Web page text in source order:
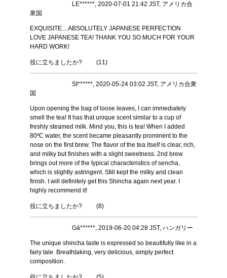
LE******, 2020-07-01 21:42 JST, アメリカ合
衆国
EXQUISITE....ABSOLUTELY JAPANESE PERFECTION
LOVE JAPANESE TEA! THANK YOU SO MUCH FOR YOUR
HARD WORK!
役に立ちましたか? (11)
St******, 2020-05-24 03:02 JST, アメリカ合衆
国
Upon opening the bag of loose leaves, I can immediately
smell the tea! It has that unique scent similar to a cup of
freshly steamed milk. Mind you, this is tea! When I added
80ºC water, the scent became pleasantly prominent to the
nose on the first brew. The flavor of the tea itself is clear, rich,
and milky but finishes with a slight sweetness. 2nd brew
brings out more of the typical characteristics of sencha,
which is slightly astringent. Still kept the milky and clean
finish. I will definitely get this Shincha again next year. I
highly recommend it!
役に立ちましたか? (8)
Gá******, 2019-06-20 04:28 JST, ハンガリー
The unique shincha taste is expressed so beautifully like in a
fairy tale. Breathtaking, very delicious, simply perfect
composition.